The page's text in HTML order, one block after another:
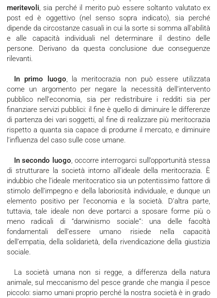
meritevoli, sia perché il merito può essere soltanto valutato ex
post ed è oggettivo (nel senso sopra indicato), sia perché
dipende da circostanze casuali in cui la sorte si somma all’abilità
e alle capacità individuali nel determinare il destino delle
persone. Derivano da questa conclusione due conseguenze
rilevanti.
In primo luogo, la meritocrazia non può essere utilizzata
come un argomento per negare la necessità dell’intervento
pubblico nell’economia, sia per redistribuire i redditi sia per
finanziare servizi pubblici: il fine è quello di diminuire le differenze
di partenza dei vari soggetti, al fine di realizzare più meritocrazia
rispetto a quanta sia capace di produrne il mercato, e diminuire
l’influenza del caso sulle cose umane.
In secondo luogo, occorre interrogarci sull’opportunità stessa
di strutturare la società intorno all’ideale della meritocrazia. È
indubbio che l’ideale meritocratico sia un potentissimo fattore di
stimolo dell’impegno e della laboriosità individuale, e dunque un
elemento positivo per l’economia e la società. D’altra parte,
tuttavia, tale ideale non deve portarci a sposare forme più o
meno radicali di “darwinismo sociale”: una delle facoltà
fondamentali dell’essere umano risiede nella capacità
dell’empatia, della solidarietà, della rivendicazione della giustizia
sociale.
La società umana non si regge, a differenza della natura
animale, sul meccanismo del pesce grande che mangia il pesce
piccolo: siamo umani proprio perché la nostra società è in grado